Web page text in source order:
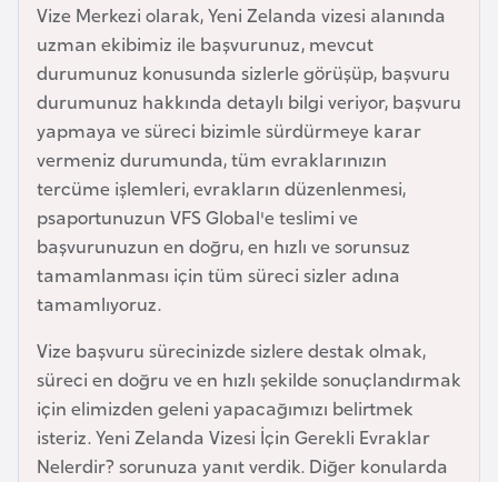
Vize Merkezi olarak, Yeni Zelanda vizesi alanında
uzman ekibimiz ile başvurunuz, mevcut
durumunuz konusunda sizlerle görüşüp, başvuru
durumunuz hakkında detaylı bilgi veriyor, başvuru
yapmaya ve süreci bizimle sürdürmeye karar
vermeniz durumunda, tüm evraklarınızın
tercüme işlemleri, evrakların düzenlenmesi,
psaportunuzun VFS Global'e teslimi ve
başvurunuzun en doğru, en hızlı ve sorunsuz
tamamlanması için tüm süreci sizler adına
tamamlıyoruz.
Vize başvuru sürecinizde sizlere destak olmak,
süreci en doğru ve en hızlı şekilde sonuçlandırmak
için elimizden geleni yapacağımızı belirtmek
isteriz. Yeni Zelanda Vizesi İçin Gerekli Evraklar
Nelerdir? sorunuza yanıt verdik. Diğer konularda
B
u
r
k
i
n
a
F
a
s
o
Ç
a
d